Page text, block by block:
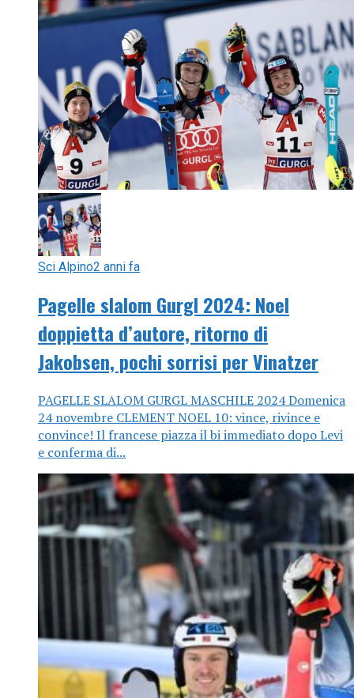
Sci Alpino2 anni fa
Pagelle slalom Gurgl 2024: Noel
doppietta d’autore, ritorno di
Jakobsen, pochi sorrisi per Vinatzer
PAGELLE SLALOM GURGL MASCHILE 2024 Domenica
24 novembre CLEMENT NOEL 10: vince, rivince e
convince! Il francese piazza il bi immediato dopo Levi
e conferma di...